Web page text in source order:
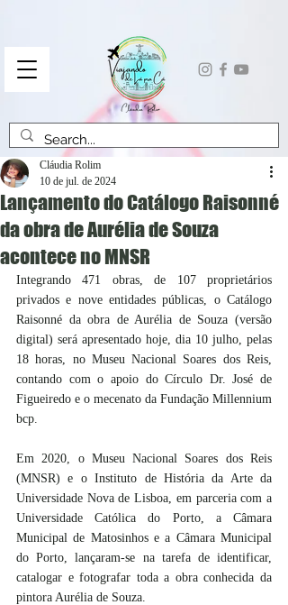
Lançamento do Catálogo Raisonné
da obra de Aurélia de Souza
acontece no MNSR
Cláudia Rolim
10 de jul. de 2024
Integrando 471 obras, de 107 proprietários
privados e nove entidades públicas, o Catálogo
Raisonné da obra de Aurélia de Souza (versão
digital) será apresentado hoje, dia 10 julho, pelas
18 horas, no Museu Nacional Soares dos Reis,
contando com o apoio do Círculo Dr. José de
Figueiredo e o mecenato da Fundação Millennium
bcp.
Em 2020, o Museu Nacional Soares dos Reis
(MNSR) e o Instituto de História da Arte da
Universidade Nova de Lisboa, em parceria com a
Universidade Católica do Porto, a Câmara
Municipal de Matosinhos e a Câmara Municipal
do Porto, lançaram-se na tarefa de identificar,
catalogar e fotografar toda a obra conhecida da
pintora Aurélia de Souza.